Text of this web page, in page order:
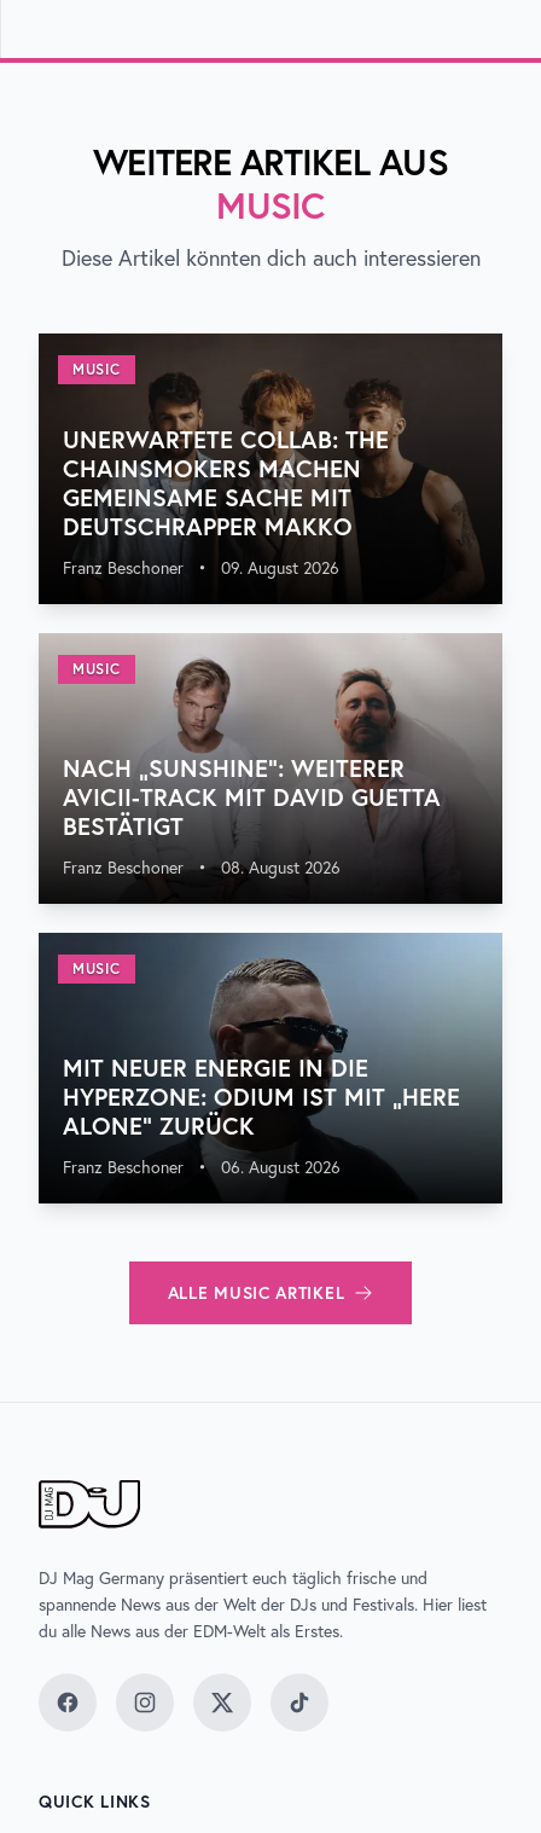
WEITERE ARTIKEL AUS
MUSIC
Diese Artikel könnten dich auch interessieren
MUSIC
UNERWARTETE COLLAB: THE
CHAINSMOKERS MACHEN
GEMEINSAME SACHE MIT
DEUTSCHRAPPER MAKKO
Franz Beschoner • 09. August 2026
MUSIC
NACH „SUNSHINE“: WEITERER
AVICII-TRACK MIT DAVID GUETTA
BESTÄTIGT
Franz Beschoner • 08. August 2026
MUSIC
MIT NEUER ENERGIE IN DIE
HYPERZONE: ODIUM IST MIT „HERE
ALONE“ ZURÜCK
Franz Beschoner • 06. August 2026
ALLE MUSIC ARTIKEL
DJ Mag Germany präsentiert euch täglich frische und
spannende News aus der Welt der DJs und Festivals. Hier liest
du alle News aus der EDM-Welt als Erstes.
FacebookInstagramTwitter TikTok
QUICK LINKS